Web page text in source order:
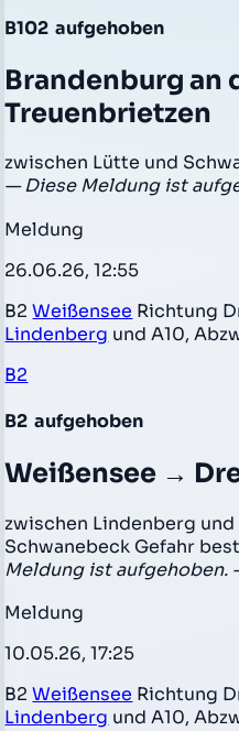
B102 aufgehoben
Brandenburg an
Treuenbrietzen
zwischen Lütte und
— Diese Meldung ist
Meldung
26.06.26, 12:55
B2Weißensee Richtung
Lindenberg und A10,
B2
B2 aufgehoben
Weißensee →
zwischen Lindenberg und
Schwanebeck Gefahr
Meldung ist aufgehoben.
Meldung
10.05.26, 17:25
B2Weißensee Richtung
Lindenberg und A10,